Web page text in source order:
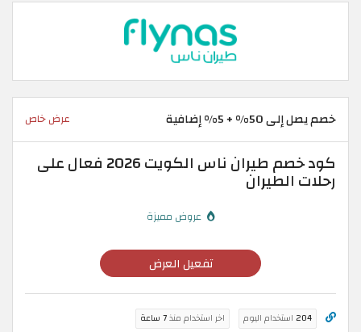
خصم يصل إلى 50% + 5% إضافية عرض خاص
كود خصم طيران ناس الكويت 2026 فعال على
رحلات الطيران
عروض مميزة
تفعيل العرض
204 استخدام اليوم اخر استخدام منذ7 ساعة